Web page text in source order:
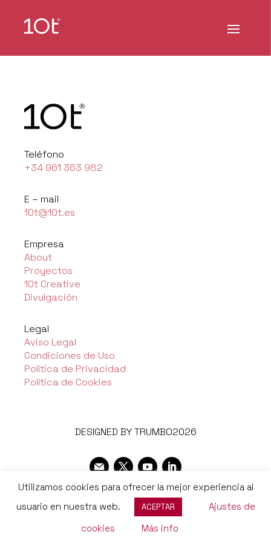
Teléfono
+34 961 363 982
E – mail
10t@10t.es
Empresa
About
Proyectos
10t Creative
Divulgación
Legal
Aviso Legal
Condiciones de Uso
Política de Privacidad
Política de Cookies
DESIGNED BY TRUMBO2026
Utilizamos cookies para ofrecer la mejor experiencia al
usuario en nuestra web.
ACEPTAR
Ajustes de
cookies
Más info